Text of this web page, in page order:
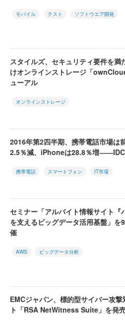
モバイル テスト ソフトウエア開発
スタイルズ、セキュリティ要件を満
けオンラインストレージ「
ューアル
オンラインストレージ
2016年第2四半期、携帯電話市場は
2.5％減、iPhoneは28.8％増
携帯電話 スマートフォン IT市場
セミナー「アルバイト情報サイト『
を支えるビッグデータ活用基盤」を
催
AWS ビッグデータ分析
EMCジャパン、標的型サイバー攻
ト「RSA NetWitness Suite」を発